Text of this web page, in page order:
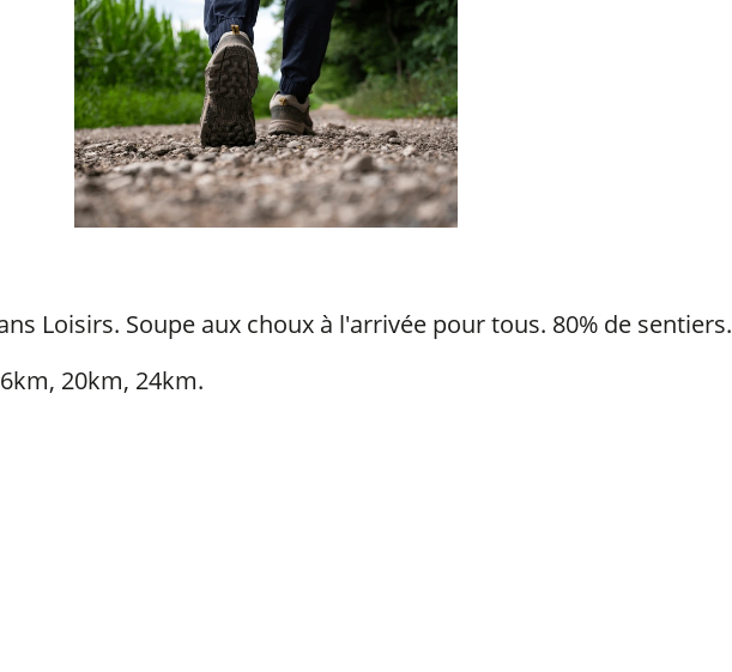
Loisirs. Soupe aux choux à l'arrivée pour tous. 80% de sentiers.
20km, 24km.